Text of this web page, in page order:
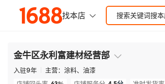
金牛区永利富建材经营部
入驻9年 主营： 涂料、油漆